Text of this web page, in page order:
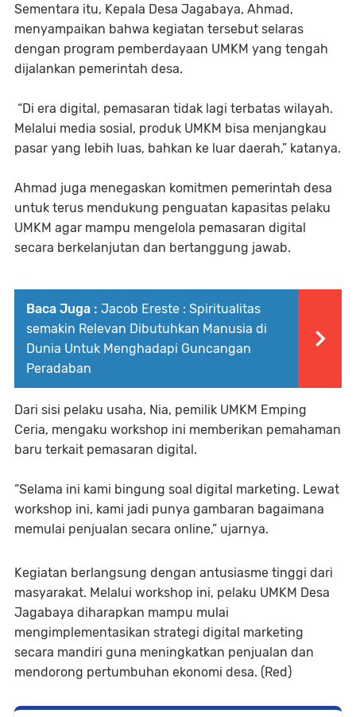
Sementara itu, Kepala Desa Jagabaya, Ahmad,
menyampaikan bahwa kegiatan tersebut selaras
dengan program pemberdayaan UMKM yang tengah
dijalankan pemerintah desa.
“Di era digital, pemasaran tidak lagi terbatas wilayah.
Melalui media sosial, produk UMKM bisa menjangkau
pasar yang lebih luas, bahkan ke luar daerah,” katanya.
Ahmad juga menegaskan komitmen pemerintah desa
untuk terus mendukung penguatan kapasitas pelaku
UMKM agar mampu mengelola pemasaran digital
secara berkelanjutan dan bertanggung jawab.
Baca Juga : Jacob Ereste : Spiritualitas
semakin Relevan Dibutuhkan Manusia di
Dunia Untuk Menghadapi Guncangan
Peradaban
Dari sisi pelaku usaha, Nia, pemilik UMKM Emping
Ceria, mengaku workshop ini memberikan pemahaman
baru terkait pemasaran digital.
“Selama ini kami bingung soal digital marketing. Lewat
workshop ini, kami jadi punya gambaran bagaimana
memulai penjualan secara online,” ujarnya.
Kegiatan berlangsung dengan antusiasme tinggi dari
masyarakat. Melalui workshop ini, pelaku UMKM Desa
Jagabaya diharapkan mampu mulai
mengimplementasikan strategi digital marketing
secara mandiri guna meningkatkan penjualan dan
mendorong pertumbuhan ekonomi desa. (Red)